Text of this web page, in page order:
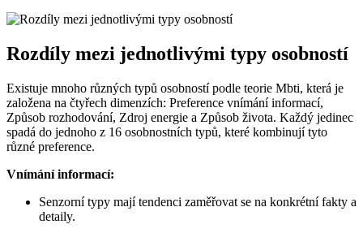
Rozdíly mezi jednotlivými typy osobností
Existuje mnoho různých typů osobností podle teorie Mbti, která je
založena na čtyřech dimenzích: Preference vnímání informací,
Způsob rozhodování, Zdroj energie a Způsob života. Každý jedinec
spadá do jednoho z 16 osobnostních typů, které kombinují tyto
různé preference.
Vnímání informací:
Senzorní typy mají tendenci zaměřovat se na konkrétní fakty a
detaily.